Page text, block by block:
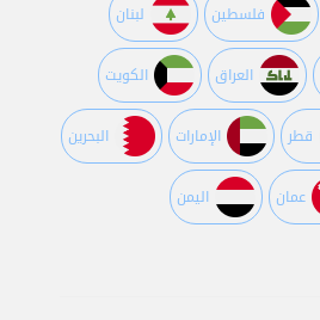
فلسطين لبنان
العراق الكويت
قطر اﻹمارات البحرين
عمان اليمن